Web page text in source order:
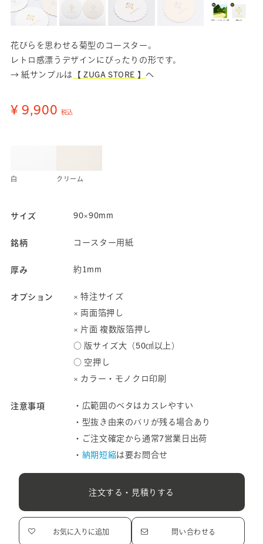
花びらを思わせる菊型のコースター。
レトロ感漂うデザインにぴったりの形です。
→ 紙サンプルは
【 ZUGA STORE 】 へ
¥ 9,900 税込
白 クリーム
サイズ 90×90mm
銘柄 コースター用紙
厚み 約1mm
オプション
× 特注サイズ
× 両面箔押し
× 片面 複数版箔押し
○ 版サイズ大（50㎠以上）
○ 空押し
× カラー・モノクロ印刷
注意事項
・広範囲のベタはカスレやすい
・型抜き由来のバリが残る場合あり
・ご注文確定から通常7営業日出荷
・ 納期短縮は要お問合せ
注文する・見積りする
お気に入りに追加 問い合わせる